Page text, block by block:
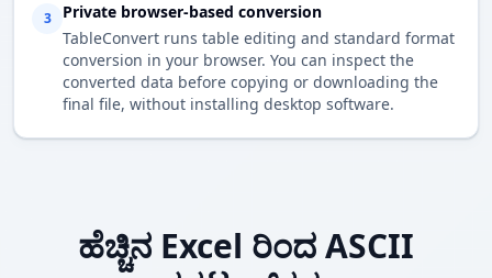
3
Private browser-based conversion
TableConvert runs table editing and standard format
conversion in your browser. You can inspect the
converted data before copying or downloading the
final file, without installing desktop software.
ಹೆಚ್ಚಿನ Excel ರಿಂದ ASCII